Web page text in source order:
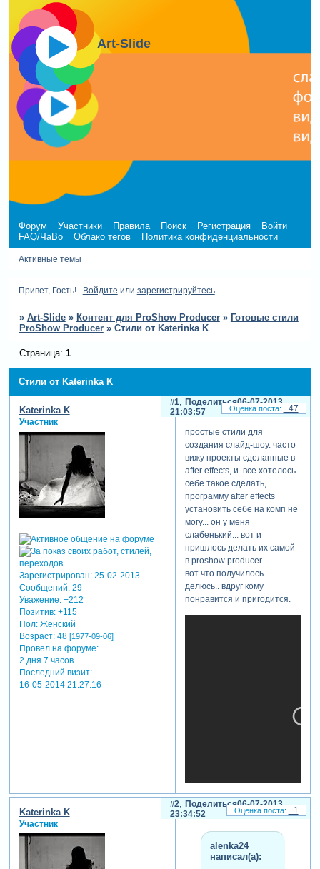
Art-Slide
Форум Участники Правила Поиск Регистрация
Войти
FAQ/ЧаВо
Облако тегов Политика конфиденциальности
Активные темы
Привет, Гость! Войдите или зарегистрируйтесь.
» Art-Slide » Контент для ProShow Producer » Готовые стили
ProShow Producer » Стили от Katerinka K
Стили от Katerinka K
Страница: 1
Поделиться
1
06-07-2013
21:03:57
Katerinka K
Участник
Зарегистрирован: 25-02-2013
Сообщений:29
Уважение: +212
Позитив: +115
Пол:Женский
Возраст:48 [1977-09-06]
Провел на форуме:
2 дня 7 часов
Последний визит:
16-05-2014 21:27:16
простые стили для
создания слайд-шоу. часто
вижу проекты сделанные в
after effects, и все хотелось
себе такое сделать,
программу after effects
установить себе на комп не
могу... он у меня
слабенький... вот и
пришлось делать их самой
в proshow producer.
вот что получилось..
делюсь.. вдруг кому
понравится и пригодится.
+47
Поделиться
2
06-07-2013
23:34:52
Katerinka K
Участник
alenka24
написал(а):
+1